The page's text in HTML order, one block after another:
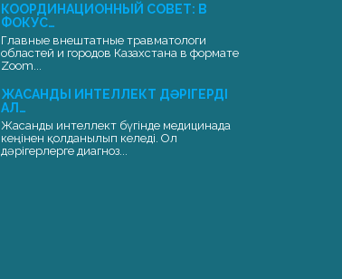
КООРДИНАЦИОННЫЙ СОВЕТ: В
ФОКУС…
Главные внештатные травматологи
областей и городов Казахстана в формате
Zoom...
ЖАСАНДЫ ИНТЕЛЛЕКТ ДӘРІГЕРДІ
АЛ…
Жасанды интеллект бүгінде медицинада
кеңінен қолданылып келеді. Ол
дәрігерлерге диагноз...